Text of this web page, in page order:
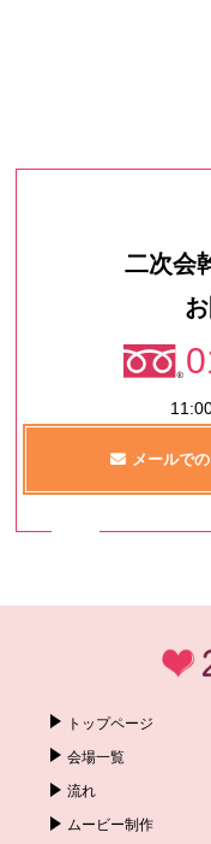
二次会
メールで
トップページ
会場一覧
流れ
ムービー制作